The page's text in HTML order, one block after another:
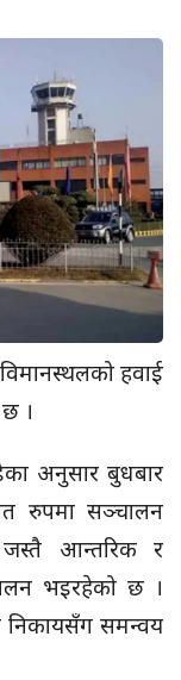
विमानस्थलको हवाई
।
अनुसार बुधबार
रुपमा सञ्चालन
जस्तै आन्तरिक र
भइरहेको छ ।
निकायसँग समन्वय